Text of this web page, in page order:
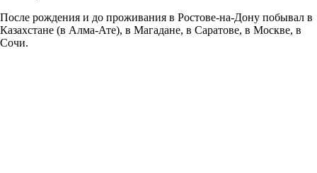
После рождения и до проживания в Ростове-на-Дону побывал в
Казахстане (в Алма-Ате), в Магадане, в Саратове, в Москве, в
Сочи.